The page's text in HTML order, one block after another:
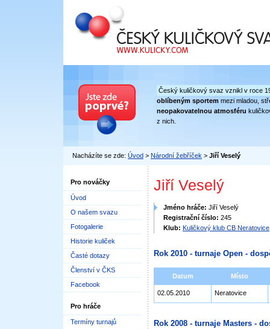
Český kuličkový svaz
Český kuličkový svaz vznikl v roce
oblíbeným sportem mezi mladou,
neopakovatelnou atmosféru
z nich.
Nacházíte se zde: Úvod > Národní žebříček > Jiří Veselý
Pro nováčky
Úvod
O našem svazu
Fotogalerie
Historie kuliček
Časté dotazy
Členství v ČKS
Facebook
Pro hráče
Termíny turnajů
Jiří Veselý
Jméno hráče: Jiří Veselý
Registrační číslo: 245
Klub: Kuličkový klub CB Neratovice
Rok 2010 - turnaje Open -
Datum Místo
02.05.2010 Neratovice
Rok 2008 - turnaje Masters -